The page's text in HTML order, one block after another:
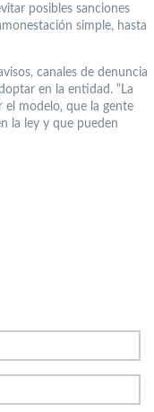
posibles sanciones
simple, hasta
canales de denuncia
en la entidad. “La
el modelo, que la gente
la ley y que pueden